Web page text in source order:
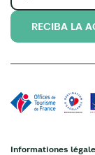
RECIBA LA
Informationes